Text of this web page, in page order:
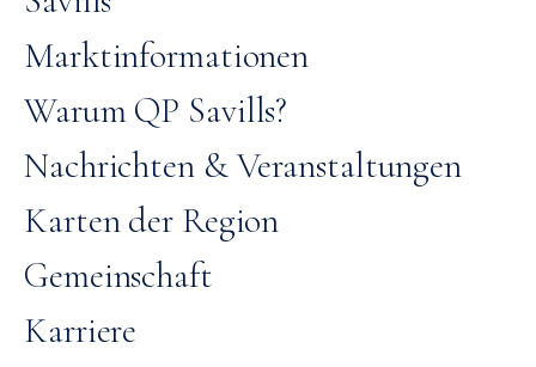
Marktinformationen
Warum QP Savills?
Nachrichten & Veranstaltungen
Karten der Region
Gemeinschaft
Karriere